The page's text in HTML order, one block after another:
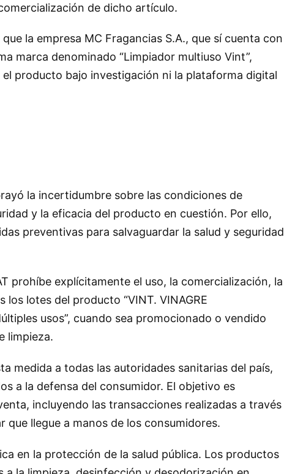
de dicho artículo.
la empresa MC Fragancias S.A., que sí cuenta con
marca denominado “Limpiador multiuso Vint”,
producto bajo investigación ni la plataforma digital
la incertidumbre sobre las condiciones de
y la eficacia del producto en cuestión. Por ello,
preventivas para salvaguardar la salud y seguridad
prohíbe explícitamente el uso, la comercialización, la
lotes del producto “VINT. VINAGRE
usos”, cuando sea promocionado o vendido
limpieza.
medida a todas las autoridades sanitarias del país,
a la defensa del consumidor. El objetivo es
incluyendo las transacciones realizadas a través
llegue a manos de los consumidores.
en la protección de la salud pública. Los productos